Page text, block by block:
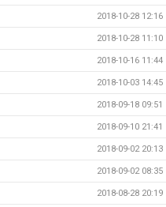
2018-10-28 12:16
2018-10-28 11:10
2018-10-16 11:44
2018-10-03 14:45
2018-09-18 09:51
2018-09-10 21:41
2018-09-02 20:13
2018-09-02 08:35
2018-08-28 20:19